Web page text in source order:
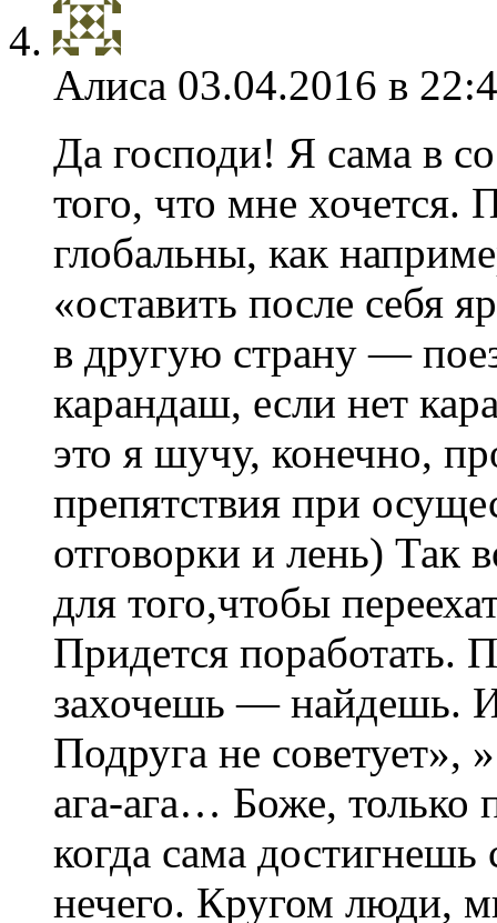
Алиса 03.04.2016 в
Да господи! Я сама в
того, что мне хочется.
глобальны, как
«оставить после себя
в другую страну —
карандаш, если нет
это я шучу, конечно,
препятствия при
отговорки и лень) Так
для того,чтобы
Придется поработать.
захочешь — найдешь.
Подруга не
ага-ага… Боже, только
когда сама достигнешь
нечего. Кругом люди,